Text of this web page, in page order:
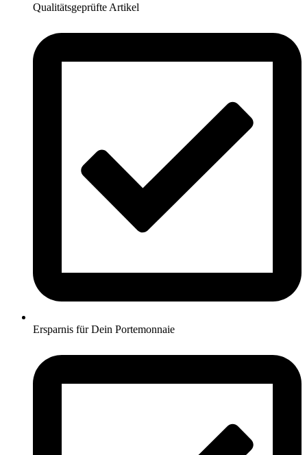
Qualitätsgeprüfte Artikel
Ersparnis für Dein Portemonnaie